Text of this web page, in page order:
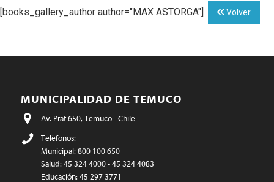
[books_gallery_author author="MAX ASTORGA"] Volver
MUNICIPALIDAD DE TEMUCO
Av. Prat 650, Temuco - Chile
Teléfonos:
Municipal: 800 100 650
Salud: 45 324 4000 - 45 324 4083
Educación: 45 297 3771